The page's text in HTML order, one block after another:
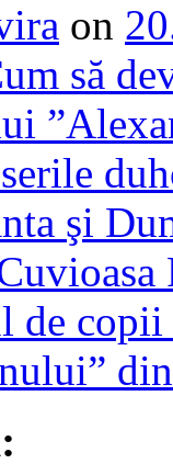
on
să
şi
de